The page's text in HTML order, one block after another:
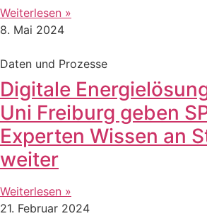
Weiterlesen »
8. Mai 2024
Daten und Prozesse
Digitale
Uni Freiburg geben
Experten Wissen an
weiter
Weiterlesen »
21. Februar 2024